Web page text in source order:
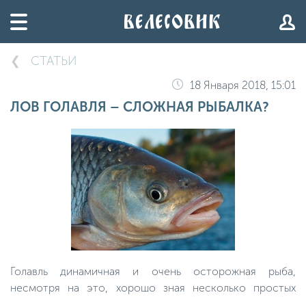
СТАТЬИ
18 Января 2018, 15:01
ЛОВ ГОЛАВЛЯ – СЛОЖНАЯ РЫБАЛКА?
Голавль динамичная и очень осторожная рыба,
несмотря на это, хорошо зная несколько простых